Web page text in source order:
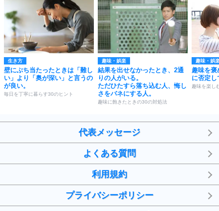
生き方
壁にぶち当たったときは「難し
い」より「奥が深い」と言うの
が良い。
毎日を丁寧に暮らす30のヒント
趣味・娯楽
結果を出せなかったとき、2通
りの人がいる。
ただひたすら落ち込む人、悔し
さをバネにする人。
趣味に飽きたときの30の対処法
趣味・娯
趣味を褒
に否定し
趣味を楽し
代表メッセージ
よくある質問
利用規約
プライバシーポリシー